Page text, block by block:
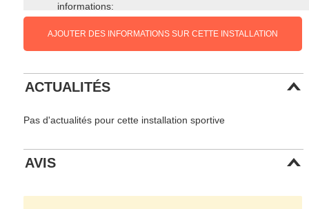
informations:
AJOUTER DES INFORMATIONS SUR CETTE INSTALLATION
ACTUALITÉS
Pas d'actualités pour cette installation sportive
AVIS